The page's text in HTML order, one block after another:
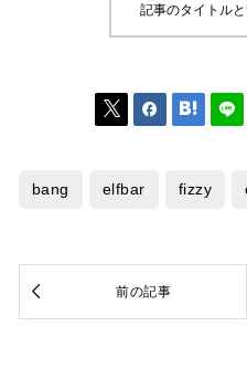
記事のタイトル
  
bang elfbar fizzy
 前の記事